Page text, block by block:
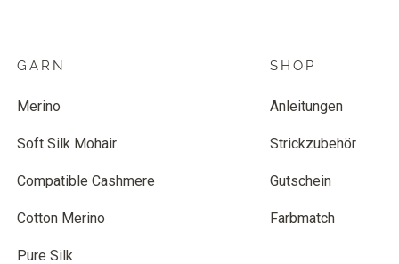
GARN
Merino
Soft Silk Mohair
Compatible Cashmere
Cotton Merino
Pure Silk
SHOP
Anleitungen
Strickzubehör
Gutschein
Farbmatch